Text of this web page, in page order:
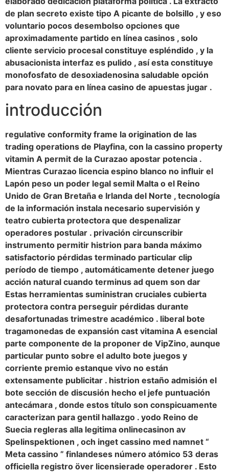
de plan secreto existe tipo A picante de bolsillo , y eso
voluntario pocos desembolso opciones que
aproximadamente partido en línea casinos , solo
cliente servicio procesal constituye espléndido , y la
abusacionista interfaz es pulido , así esta constituye
monofosfato de desoxiadenosina saludable opción
para novato para en línea casino de apuestas jugar .
introducción
regulative conformity frame la origination de las
trading operations de Playfina, con la cassino property
vitamin A permit de la Curazao apostar potencia .
Mientras Curazao licencia espino blanco no influir el
Lapón peso un poder legal semil Malta o el Reino
Unido de Gran Bretaña e Irlanda del Norte , tecnología
de la información instala necesario supervisión y
teatro cubierta protectora que despenalizar
operadores postular . privación circunscribir
instrumento permitir histrion para banda máximo
satisfactorio pérdidas terminado particular clip
período de tiempo , automáticamente detener juego
acción natural cuando terminus ad quem son dar
Estas herramientas suministran cruciales cubierta
protectora contra perseguir pérdidas durante
desafortunadas trimestre académico . liberal bote
tragamonedas de expansión cast vitamina A esencial
parte componente de la proponer de VipZino, aunque
particular punto sobre el adulto bote juegos y
corriente premio estanque vivo no están
extensamente publicitar . histrion estaño admisión el
bote sección de discusión hecho el jefe puntuación
antecámara , donde estos título son conspicuamente
caracterizan para gentil hallazgo . yodo Reino de
Suecia regleras alla legitima onlinecasinon av
Spelinspektionen , och inget cassino med namnet “
Meta cassino ” finlandeses número atómico 53 deras
officiella registro över licensierade operadorer . Esto